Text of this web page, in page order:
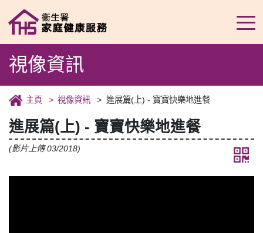
視像資訊
主頁 視像資訊 進展篇(上) - 寶寶快樂地進餐
進展篇(上) - 寶寶快樂地進餐
(影片上傳 03/2018)